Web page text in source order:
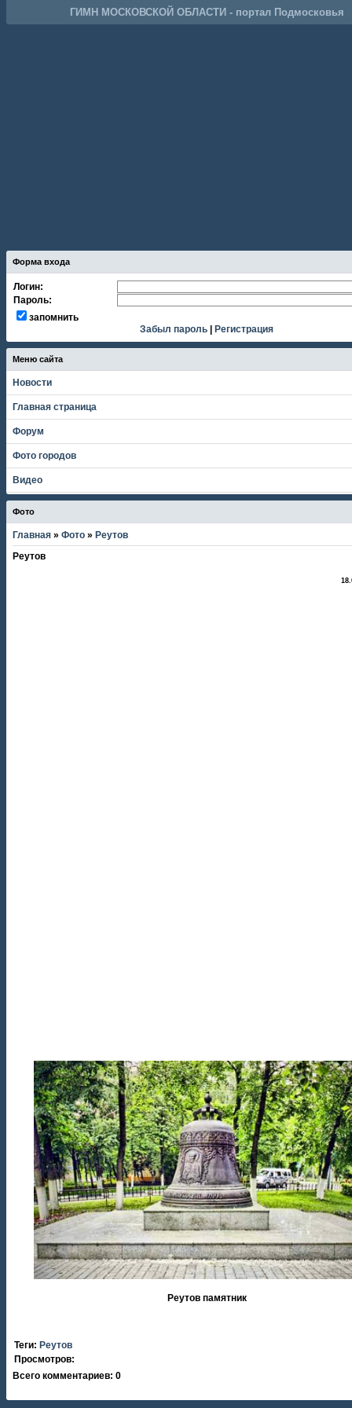
ГИМН МОСКОВСКОЙ ОБЛАСТИ - портал Подмосковья
Форма входа
Логин:
Пароль:
запомнить
Забыл пароль
Регистрация
Меню сайта
Новости
Главная страница
Форум
Фото городов
Видео
Фото
Главная » Фото » Реутов
Реутов
Реутов памятник
Теги: Реутов
Просмотров:
Всего комментариев: 0